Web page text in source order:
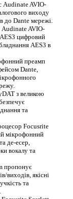
Audinate AVIO-
виходу
до Dante мережі.
Audinate AVIO-
цифровий
AES3 в
преамп
Dante,
з великою
та
Focusrite
мікрофонний
де-есер,
вокалу та
пропонує
виходів, якісні
та